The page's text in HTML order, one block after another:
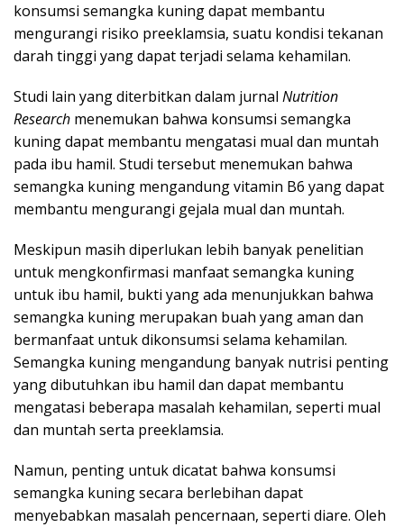
konsumsi semangka kuning dapat membantu
mengurangi risiko preeklamsia, suatu kondisi tekanan
darah tinggi yang dapat terjadi selama kehamilan.
Studi lain yang diterbitkan dalam jurnal Nutrition
Research menemukan bahwa konsumsi semangka
kuning dapat membantu mengatasi mual dan muntah
pada ibu hamil. Studi tersebut menemukan bahwa
semangka kuning mengandung vitamin B6 yang dapat
membantu mengurangi gejala mual dan muntah.
Meskipun masih diperlukan lebih banyak penelitian
untuk mengkonfirmasi manfaat semangka kuning
untuk ibu hamil, bukti yang ada menunjukkan bahwa
semangka kuning merupakan buah yang aman dan
bermanfaat untuk dikonsumsi selama kehamilan.
Semangka kuning mengandung banyak nutrisi penting
yang dibutuhkan ibu hamil dan dapat membantu
mengatasi beberapa masalah kehamilan, seperti mual
dan muntah serta preeklamsia.
Namun, penting untuk dicatat bahwa konsumsi
semangka kuning secara berlebihan dapat
menyebabkan masalah pencernaan, seperti diare. Oleh